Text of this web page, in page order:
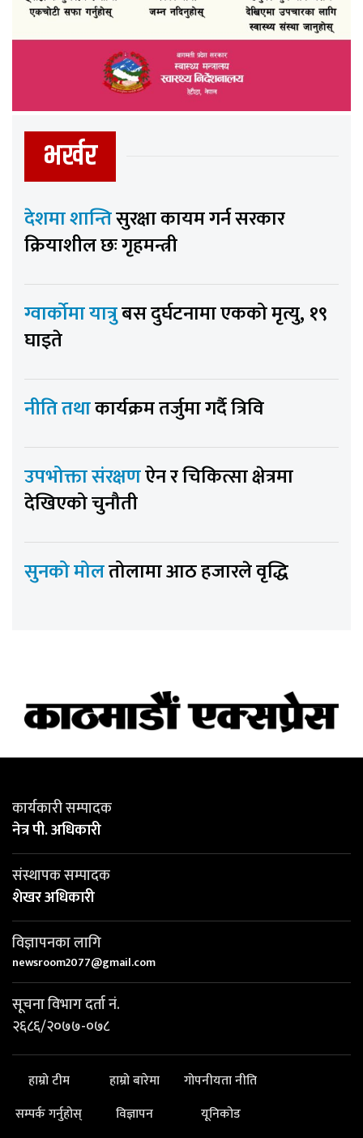
भर्खर
देशमा शान्तिसुरक्षा कायम गर्न सरकार
क्रियाशील छः गृहमन्त्री
ग्वार्कोमा यात्रुबस दुर्घटनामा एकको मृत्यु, १९
घाइते
नीति तथाकार्यक्रम तर्जुमा गर्दै त्रिवि
उपभोक्ता संरक्षणऐन र चिकित्सा क्षेत्रमा
देखिएको चुनौती
सुनको मोलतोलामा आठ हजारले वृद्धि
कार्यकारी सम्पादक
नेत्र पी. अधिकारी
संस्थापक सम्पादक
शेखर अधिकारी
विज्ञापनका लागि
newsroom2077@gmail.com
सूचना विभाग दर्ता नं.
२६८६/२०७७-०७८
हाम्रो टीम हाम्रो बारेमा
गोपनीयता नीति
सम्पर्क गर्नुहोस्
विज्ञापन यूनिकोड